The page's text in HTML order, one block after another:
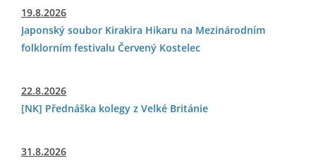
19.8.2026
Japonský soubor Kirakira Hikaru na Mezinárodním
folklorním festivalu Červený Kostelec
22.8.2026
[NK] Přednáška kolegy z Velké Británie
31.8.2026